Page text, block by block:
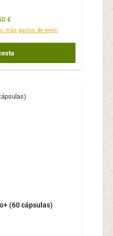
normal:
€
más gastos de envío
(60 cápsulas)